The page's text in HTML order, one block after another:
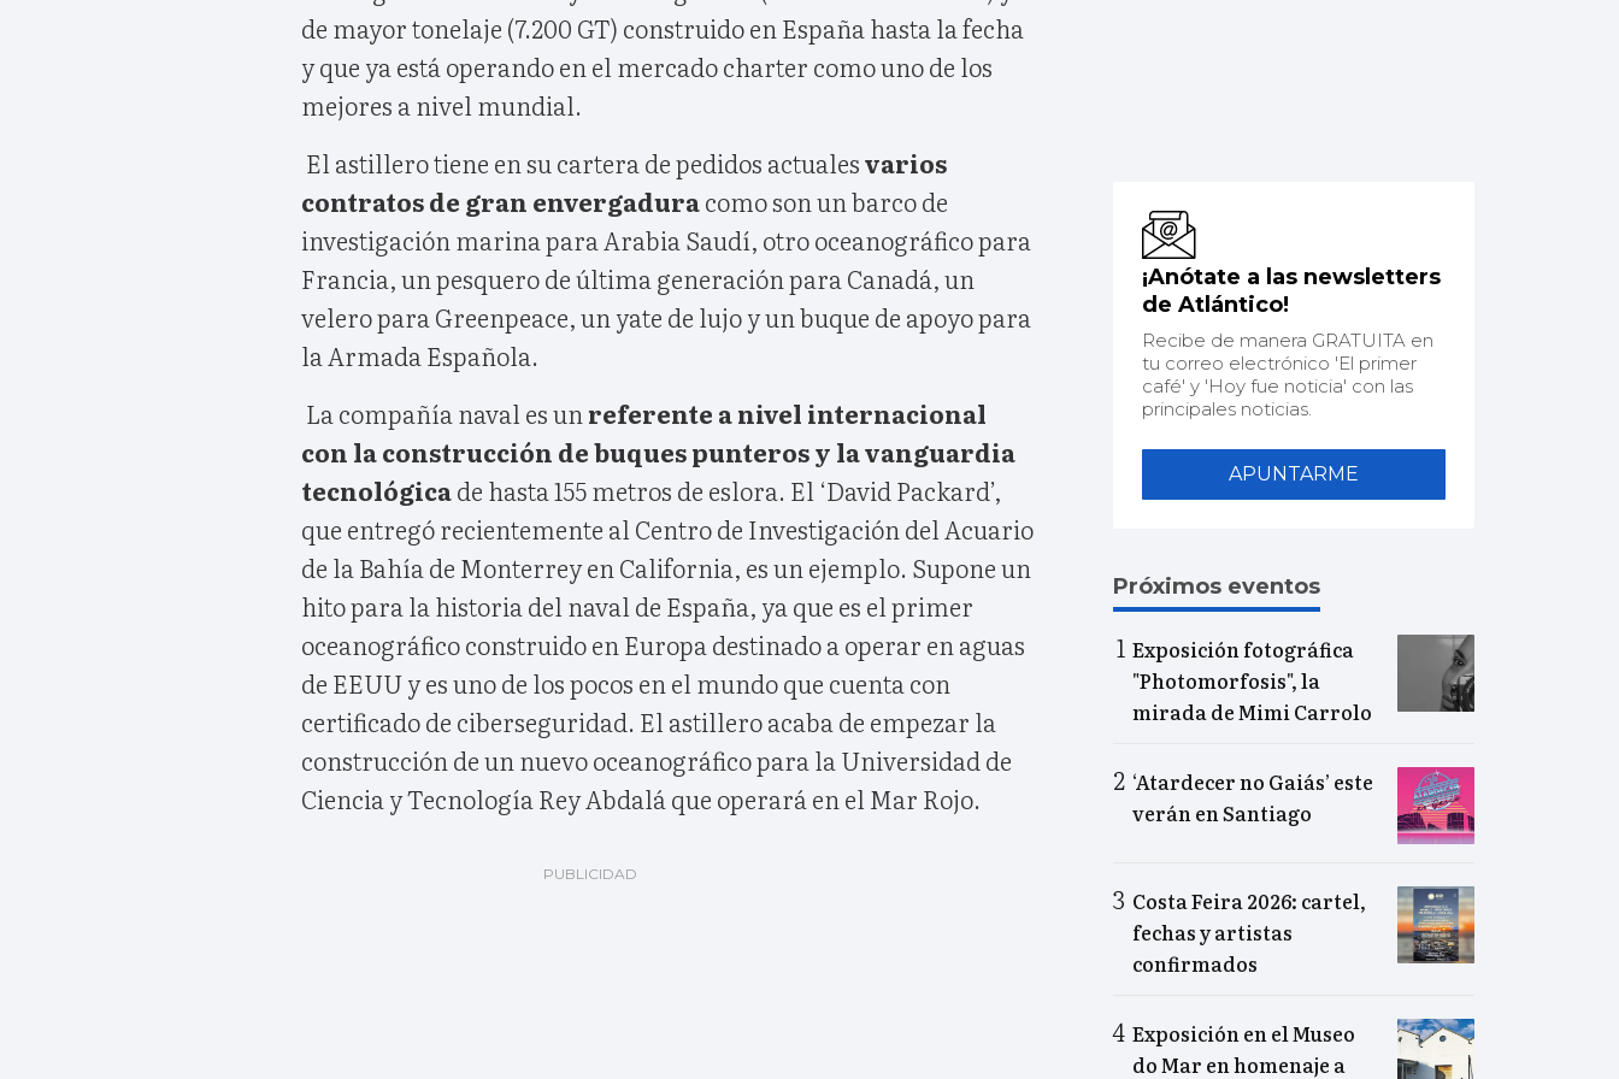
de mayor tonelaje (7.200 GT) construido en España hasta la fecha
y que ya está operando en el mercado charter como uno de los
mejores a nivel mundial.
El astillero tiene en su cartera de pedidos actualesvarios
contratos de gran envergaduracomo son un barco de
investigación marina para Arabia Saudí, otro oceanográfico para
Francia, un pesquero de última generación para Canadá, un
velero para Greenpeace, un yate de lujo y un buque de apoyo para
la Armada Española.
La compañía naval es un referente a nivel internacional
con la construcción de buques punteros y la vanguardia
tecnológicade hasta 155 metros de eslora. El ‘David Packard’,
que entregó recientemente al Centro de Investigación del Acuario
de la Bahía de Monterrey en California, es un ejemplo. Supone un
hito para la historia del naval de España, ya que es el primer
oceanográfico construido en Europa destinado a operar en aguas
de EEUU y es uno de los pocos en el mundo que cuenta con
certificado de ciberseguridad. El astillero acaba de empezar la
construcción de un nuevo oceanográfico para la Universidad de
Ciencia y Tecnología Rey Abdalá que operará en el Mar Rojo.
¡Anótate a las newsletters
de Atlántico!
Recibe de manera GRATUITA en
tu correo electrónico 'El primer
café' y 'Hoy fue noticia' con las
principales noticias.
APUNTARME
Próximos eventos
Exposición fotográfica
"Photomorfosis", la
mirada de Mimi Carrolo
‘Atardecer no Gaiás’ este
verán en Santiago
Costa Feira 2026: cartel,
fechas y artistas
confirmados
Exposición en el Museo
do Mar en homenaje a